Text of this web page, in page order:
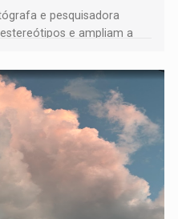
e pesquisadora
e ampliam a